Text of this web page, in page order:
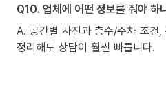
Q10. 업체에 어떤 정보를 줘야 하
A. 공간별 사진과 층수/주차 조건
정리해도 상담이 훨씬 빠릅니다.